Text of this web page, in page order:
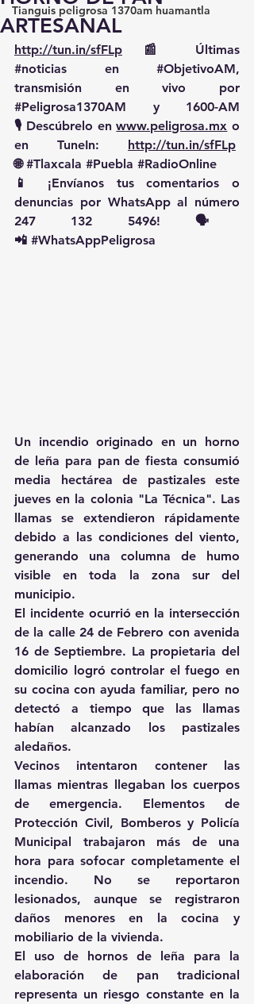
Tianguis peligrosa 1370am huamantla
ARTESANAL
http://tun.in/sfFLp
#noticias en #ObjetivoAM,
#Peligrosa1370AM y 1600-AM
🎙️ Descúbrelo en www.peligrosa.mx o
en TuneIn: http://tun.in/sfFLp
🌐 #Tlaxcala #Puebla #RadioOnline
📱 ¡Envíanos tus comentarios o
denuncias por WhatsApp al número
247 132 5496! 🗣️
📲 #WhatsAppPeligrosa
Un incendio originado en un horno
de leña para pan de fiesta consumió
media hectárea de pastizales este
jueves en la colonia "La Técnica". Las
llamas se extendieron rápidamente
debido a las condiciones del viento,
generando una columna de humo
visible en toda la zona sur del
municipio.
El incidente ocurrió en la intersección
de la calle 24 de Febrero con avenida
16 de Septiembre. La propietaria del
domicilio logró controlar el fuego en
su cocina con ayuda familiar, pero no
detectó a tiempo que las llamas
habían alcanzado los pastizales
aledaños.
Vecinos intentaron contener las
llamas mientras llegaban los cuerpos
de emergencia. Elementos de
Protección Civil, Bomberos y Policía
Municipal trabajaron más de una
hora para sofocar completamente el
incendio. No se reportaron
lesionados, aunque se registraron
daños menores en la cocina y
mobiliario de la vivienda.
El uso de hornos de leña para la
elaboración de pan tradicional
representa un riesgo constante en la